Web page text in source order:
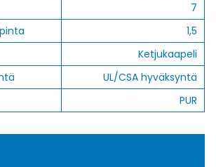
7
1,5
Ketjukaapeli
UL/CSA hyväksyntä
PUR